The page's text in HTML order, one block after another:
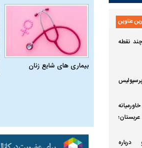
بیماری‌ های شایع زنان
عناوین
نقطه